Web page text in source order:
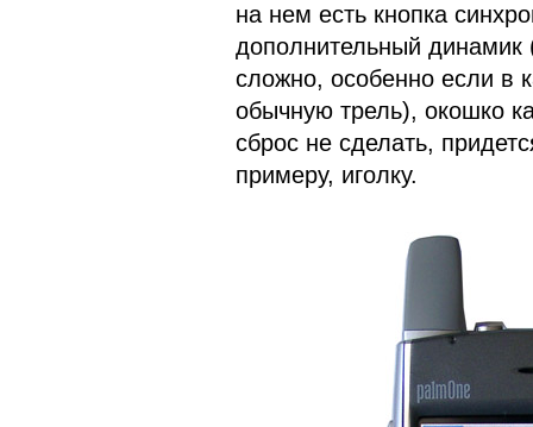
на нем есть кнопка
дополнительный динамик
сложно, особенно если в
обычную трель), окошко
сброс не сделать,
примеру, иголку.